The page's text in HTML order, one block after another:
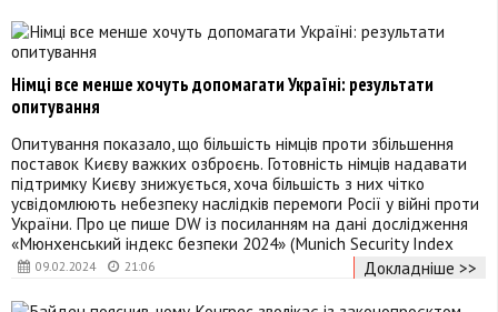
09.02.2024 21:06
Німці все менше хочуть допомагати Україні: результати
опитування
Опитування показало, що більшість німців проти збільшення
поставок Києву важких озброєнь. Готовність німців надавати
підтримку Києву знижується, хоча більшість з них чітко
усвідомлюють небезпеку наслідків перемоги Росії у війні проти
України. Про це пише DW із посиланням на дані дослідження
«Мюнхенський індекс безпеки 2024» (Munich Security Index
Докладніше >>